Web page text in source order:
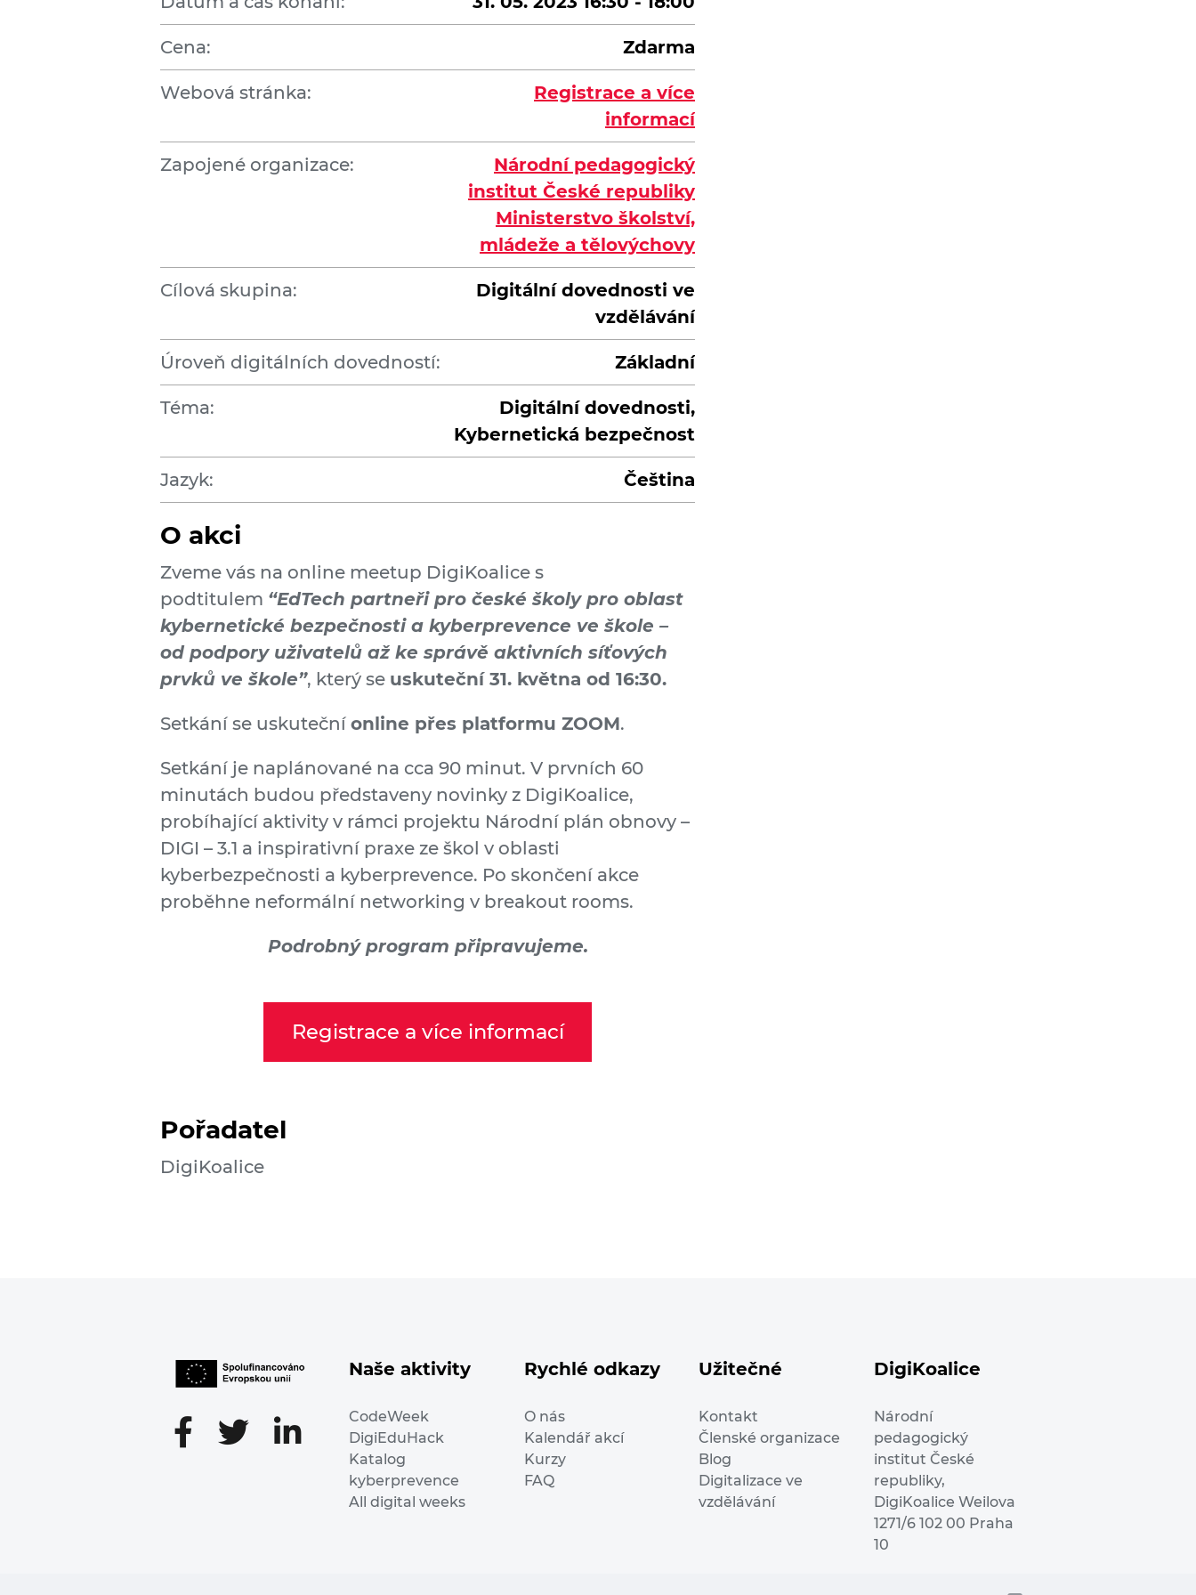
Cena: Zdarma
Webová stránka:
Registrace a více
informací
Zapojené organizace:
Národní pedagogický
institut České republiky
Ministerstvo školství,
mládeže a tělovýchovy
Cílová skupina:
Digitální dovednosti ve
vzdělávání
Úroveň digitálních dovedností: Základní
Téma:
Digitální dovednosti,
Kybernetická bezpečnost
Jazyk: Čeština
O akci
Zveme vás na online meetup DigiKoalice s
podtitulem “EdTech partneři pro české školy pro oblast
kybernetické bezpečnosti a kyberprevence ve škole –
od podpory uživatelů až ke správě aktivních síťových
prvků ve škole”, který se uskuteční 31. května od 16:30.
Setkání se uskuteční online přes platformu ZOOM.
Setkání je naplánované na cca 90 minut. V prvních 60
minutách budou představeny novinky z DigiKoalice,
probíhající aktivity v rámci projektu Národní plán obnovy –
DIGI – 3.1 a inspirativní praxe ze škol v oblasti
kyberbezpečnosti a kyberprevence. Po skončení akce
proběhne neformální networking v breakout rooms.
Podrobný program připravujeme.
Registrace a více informací
Pořadatel
DigiKoalice
Naše aktivity
CodeWeek
DigiEduHack
Katalog
kyberprevence
All digital weeks
Rychlé odkazy
O nás
Kalendář akcí
Kurzy
FAQ
Užitečné
Kontakt
Členské organizace
Blog
Digitalizace ve
vzdělávání
DigiKoalice
Národní
pedagogický
institut České
republiky,
DigiKoalice Weilova
1271/6 102 00 Praha
10